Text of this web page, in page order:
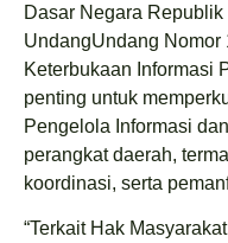
Dasar Negara
UndangUndang Nomor
Keterbukaan Informasi
penting untuk
Pengelola Informasi
perangkat daerah,
koordinasi, serta
“Terkait Hak